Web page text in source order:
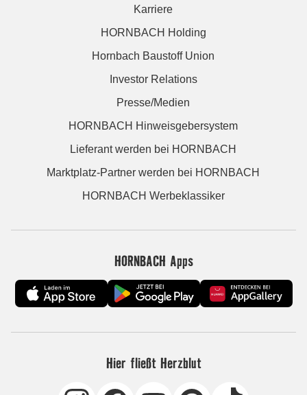
Karriere
HORNBACH Holding
Hornbach Baustoff Union
Investor Relations
Presse/Medien
HORNBACH Hinweisgebersystem
Lieferant werden bei HORNBACH
Marktplatz-Partner werden bei HORNBACH
HORNBACH Werbeklassiker
HORNBACH Apps
Hier fließt Herzblut